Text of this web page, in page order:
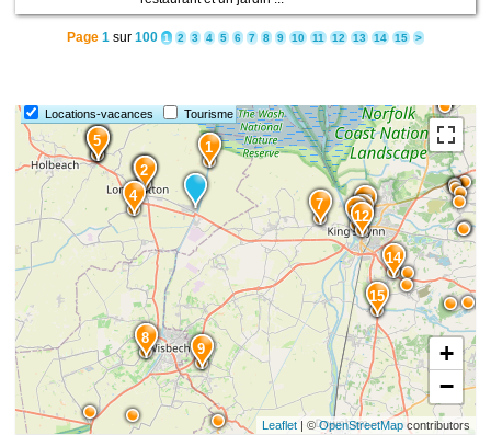
Page 1 sur 100 1 2 3 4 5 6 7 8 9 10 11 12 13 14 15 >
Locations-vacances Tourisme
15
14
13
12
11
10
9
8
7
6
5
4
3
2
1
+
−
Leaflet| ©OpenStreetMapcontributors